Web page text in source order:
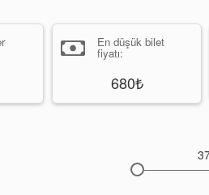
En düşük bilet
fiyatı:
680₺